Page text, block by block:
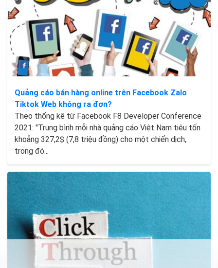
Quảng cáo bán hàng online trên Facebook Zalo
Tiktok Web không ra đơn?
Theo thống kê từ Facebook F8 Developer Conference
2021: "Trung bình mỗi nhà quảng cáo Việt Nam tiêu tốn
khoảng 327,2$ (7,8 triệu đồng) cho một chiến dịch,
trong đó...